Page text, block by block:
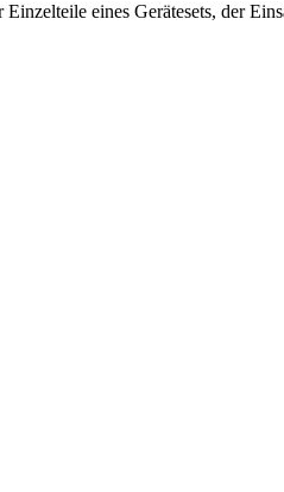
eines Gerätesets, der